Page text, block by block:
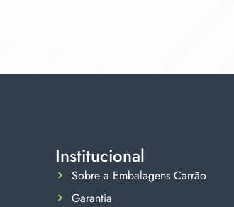
Institucional
Sobre a Embalagens Carrão
Garantia